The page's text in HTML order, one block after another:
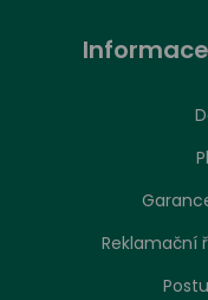
Reklamační